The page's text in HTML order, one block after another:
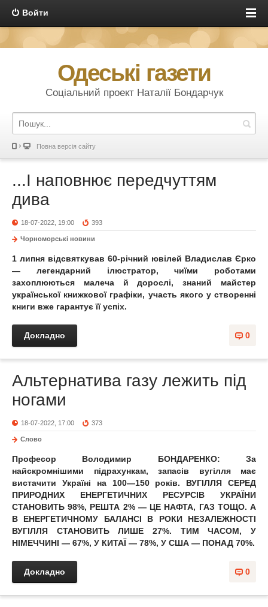
Войти
Одеські газети
Соціальний проект Наталії Бондарчук
Повна версія сайту
...І наповнює передчуттям
дива
18-07-2022, 19:00 393
Чорноморські новини
1 липня відсвяткував 60-річний ювілей Владислав Єрко
— легендарний ілюстратор, чиїми роботами
захоплюються малеча й дорослі, знаний майстер
української книжкової графіки, участь якого у створенні
книги вже гарантує її успіх.
0
Докладно
Альтернатива газу лежить під
ногами
18-07-2022, 17:00 373
Слово
Професор Володимир БОНДАРЕНКО: За
найскромнішими підрахункам, запасів вугілля має
вистачити Україні на 100—150 років. ВУГІЛЛЯ СЕРЕД
ПРИРОДНИХ ЕНЕРГЕТИЧНИХ РЕСУРСІВ УКРАЇНИ
СТАНОВИТЬ 98%, РЕШТА 2% — ЦЕ НАФТА, ГАЗ ТОЩО. А
В ЕНЕРГЕТИЧНОМУ БАЛАНСІ В РОКИ НЕЗАЛЕЖНОСТІ
ВУГІЛЛЯ СТАНОВИТЬ ЛИШЕ 27%. ТИМ ЧАСОМ, У
НІМЕЧЧИНІ — 67%, У КИТАЇ — 78%, У США — ПОНАД 70%.
0
Докладно